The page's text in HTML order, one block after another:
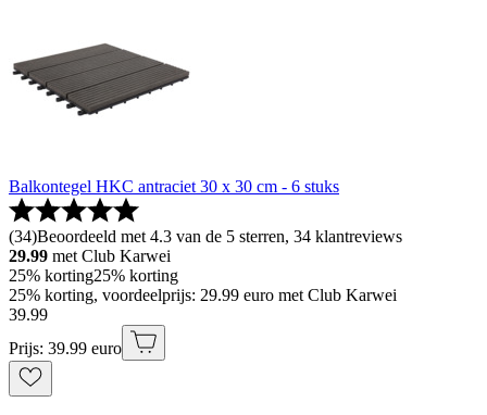
Balkontegel HKC antraciet 30 x 30 cm - 6 stuks
(34)Beoordeeld met 4.3 van de 5 sterren, 34 klantreviews
29.99 met Club Karwei
25% korting25% korting
25% korting, voordeelprijs: 29.99 euro met Club Karwei
39.99
Prijs: 39.99 euro